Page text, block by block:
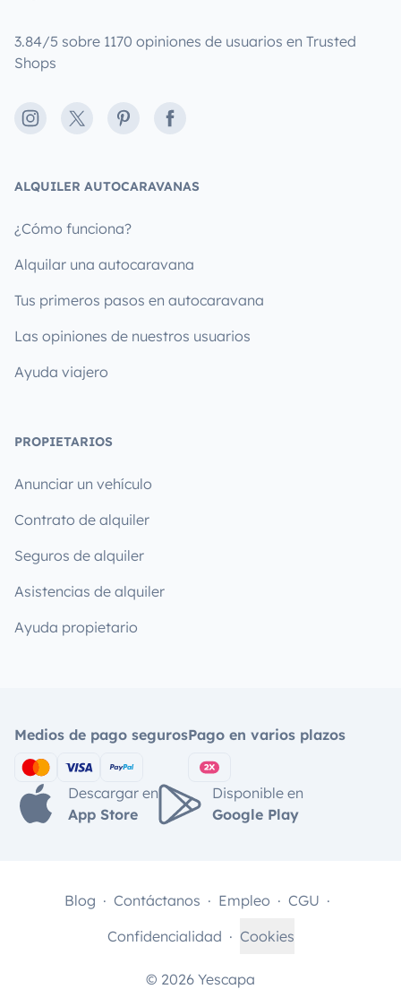
3.84/5 sobre 1170 opiniones de usuarios en Trusted
Shops
Instagram
X PinterestFacebook
ALQUILER AUTOCARAVANAS
¿Cómo funciona?
Alquilar una autocaravana
Tus primeros pasos en autocaravana
Las opiniones de nuestros usuarios
Ayuda viajero
PROPIETARIOS
Anunciar un vehículo
Contrato de alquiler
Seguros de alquiler
Asistencias de alquiler
Ayuda propietario
Medios de pago segurosPago en varios plazos
Descargar en
App Store
Disponible en
Google Play
© 2026 Yescapa
Blog Contáctanos Empleo
CGU
Confidencialidad
Cookies